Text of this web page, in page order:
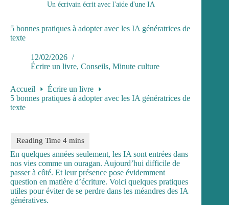
Un écrivain écrit avec l'aide d'une IA
5 bonnes pratiques à adopter avec les IA génératrices de
texte
12/02/2026
Écrire un livre, Conseils, Minute culture
Accueil
Écrire un livre
5 bonnes pratiques à adopter avec les IA génératrices de
texte
En quelques années seulement, les IA sont entrées dans
nos vies comme un ouragan. Aujourd’hui difficile de
passer à côté. Et leur présence pose évidemment
question en matière d’écriture. Voici quelques pratiques
utiles pour éviter de se perdre dans les méandres des IA
génératives.